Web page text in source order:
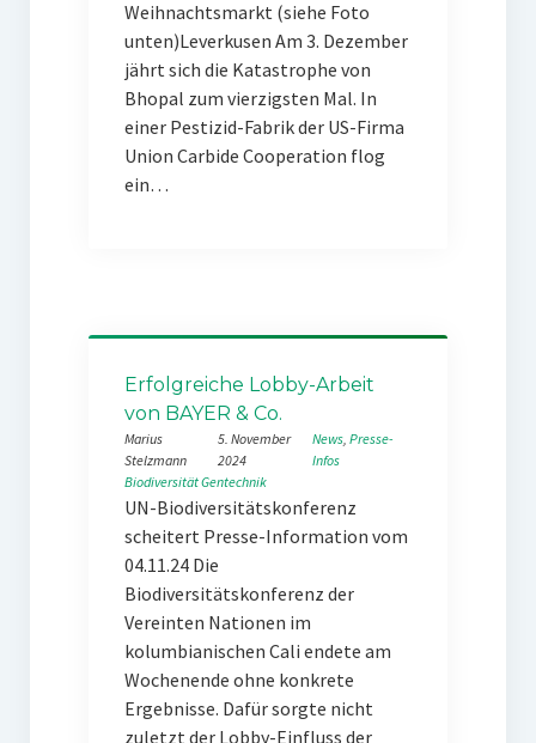
Weihnachtsmarkt (siehe Foto
unten)Leverkusen Am 3. Dezember
jährt sich die Katastrophe von
Bhopal zum vierzigsten Mal. In
einer Pestizid-Fabrik der US-Firma
Union Carbide Cooperation flog
ein…
Erfolgreiche Lobby-Arbeit
von BAYER & Co.
Marius
Stelzmann
5. November
2024
News, Presse-
Infos
BiodiversitätGentechnik
UN-Biodiversitätskonferenz
scheitert Presse-Information vom
04.11.24 Die
Biodiversitätskonferenz der
Vereinten Nationen im
kolumbianischen Cali endete am
Wochenende ohne konkrete
Ergebnisse. Dafür sorgte nicht
zuletzt der Lobby-Einfluss der